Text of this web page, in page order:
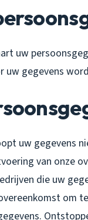
uw
uw gegevens
uw gegevens
van onze
die uw
om